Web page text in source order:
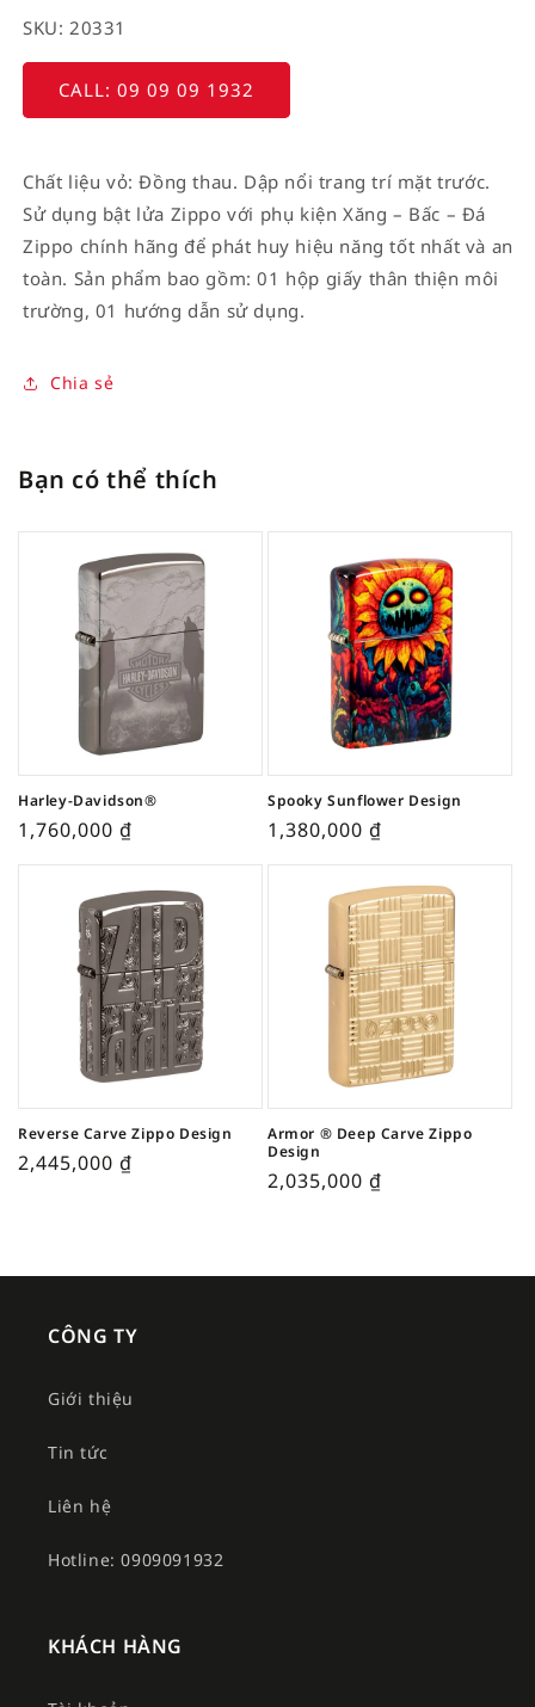
SKU: 20331
CALL: 09 09 09 1932
Chất liệu vỏ: Đồng thau. Dập nổi trang trí mặt trước.
Sử dụng bật lửa Zippo với phụ kiện Xăng – Bấc – Đá
Zippo chính hãng để phát huy hiệu năng tốt nhất và an
toàn. Sản phẩm bao gồm: 01 hộp giấy thân thiện môi
trường, 01 hướng dẫn sử dụng.
Chia sẻ
Bạn có thể thích
Harley-Davidson®
1,760,000 ₫
Spooky Sunflower Design
1,380,000 ₫
Reverse Carve Zippo Design
2,445,000 ₫
Armor ® Deep Carve Zippo
Design
2,035,000 ₫
CÔNG TY
Giới thiệu
Tin tức
Liên hệ
Hotline: 0909091932
KHÁCH HÀNG